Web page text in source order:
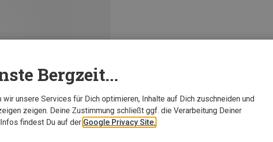
Bergzeit...
unsere Services für Dich optimieren, Inhalte auf Dich zuschneiden und
zeigen. Deine Zustimmung schließt ggf. die Verarbeitung Deiner
Infos findest Du auf der Google Privacy Site.